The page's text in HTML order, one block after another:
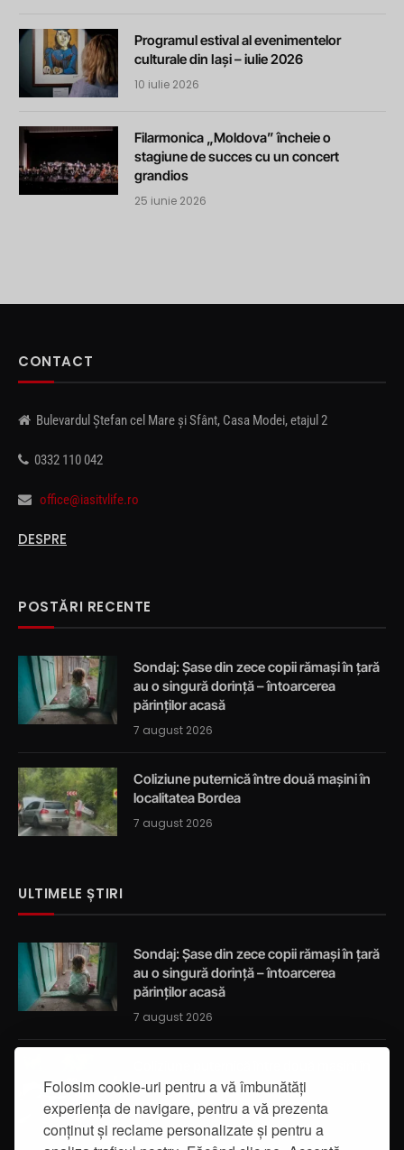
Folosim cookie-uri pentru a vă îmbunătăți
experiența de navigare, pentru a vă prezenta
conținut și reclame personalizate și pentru a
Programul estival al evenimentelor
culturale din Iași – iulie 2026
10 iulie 2026
Filarmonica „Moldova” încheie o
stagiune de succes cu un concert
grandios
25 iunie 2026
CONTACT
Bulevardul Ștefan cel Mare și Sfânt, Casa Modei, etajul 2
0332 110 042
office@iasitvlife.ro
DESPRE
POSTĂRI RECENTE
Sondaj: Șase din zece copii rămași în țară
au o singură dorință – întoarcerea
părinților acasă
7 august 2026
Coliziune puternică între două mașini în
localitatea Bordea
7 august 2026
ULTIMELE ȘTIRI
Sondaj: Șase din zece copii rămași în țară
au o singură dorință – întoarcerea
părinților acasă
7 august 2026
localitatea Bordea
7 august 2026